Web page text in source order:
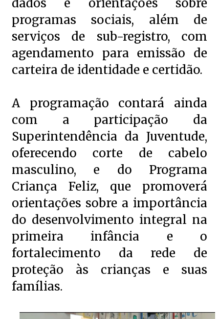
dados e orientações sobre
programas sociais, além de
serviços de sub-registro, com
agendamento para emissão de
carteira de identidade e certidão.
A programação contará ainda
com a participação da
Superintendência da Juventude,
oferecendo corte de cabelo
masculino, e do Programa
Criança Feliz, que promoverá
orientações sobre a importância
do desenvolvimento integral na
primeira infância e o
fortalecimento da rede de
proteção às crianças e suas
famílias.